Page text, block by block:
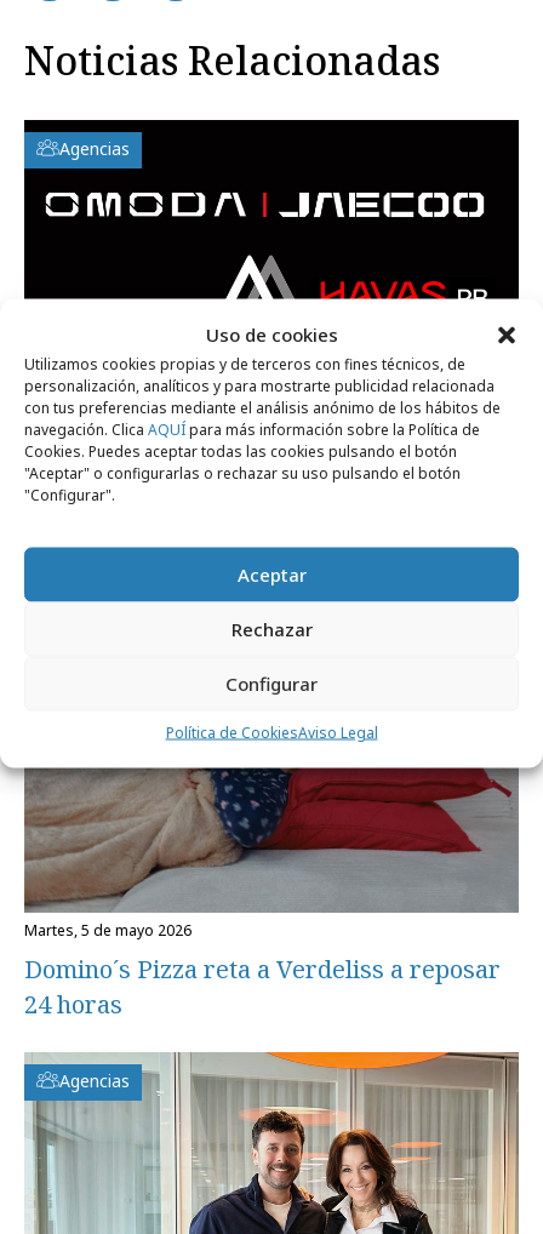
Uso de cookies
Utilizamos cookies propias y de terceros con fines técnicos, de
personalización, analíticos y para mostrarte publicidad relacionada
con tus preferencias mediante el análisis anónimo de los hábitos de
navegación. Clica AQUÍpara más información sobre la Política de
Cookies. Puedes aceptar todas las cookies pulsando el botón
"Aceptar" o configurarlas o rechazar su uso pulsando el botón
"Configurar".
Aceptar
Rechazar
Configurar
Política de CookiesAviso Legal
Noticias Relacionadas
Agencias
martes, 23 de junio 2026
OMODA & JAECOO confían en Arena y
renuevan con Havas PR
martes, 5 de mayo 2026
Domino´s Pizza reta a Verdeliss a reposar
24 horas
Agencias